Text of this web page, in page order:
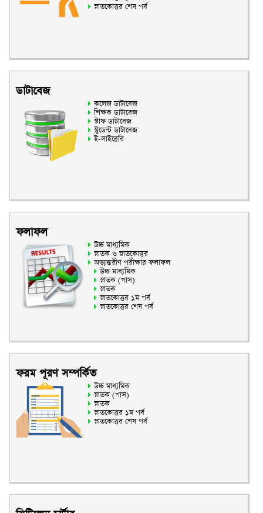
স্নাতকোত্তর শেষ পর্ব
ডাটাবেজ
কলেজ ডাটাবেজ
শিক্ষক ডাটাবেজ
স্টাফ ডাটাবেজ
স্টুডেন্ট ডাটাবেজ
ই-লাইব্রেরি
ফলাফল
উচ্চ মাধ্যমিক
স্নাতক ও স্নাতকোত্তর
অভ্যন্তরীণ পরীক্ষার ফলাফল
উচ্চ মাধ্যমিক
স্নাতক (পাস)
স্নাতক
স্নাতকোত্তর ১ম পর্ব
স্নাতকোত্তর শেষ পর্ব
ফরম পূরণ সম্পর্কিত
উচ্চ মাধ্যমিক
স্নাতক (পাস)
স্নাতক
স্নাতকোত্তর ১ম পর্ব
স্নাতকোত্তর শেষ পর্ব